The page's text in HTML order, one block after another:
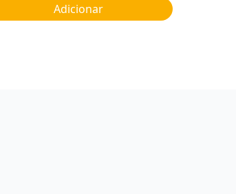
Adicionar